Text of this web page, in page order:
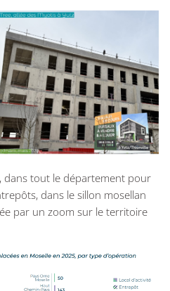
dans tout le département pour
dans le sillon mosellan
par un zoom sur le territoire